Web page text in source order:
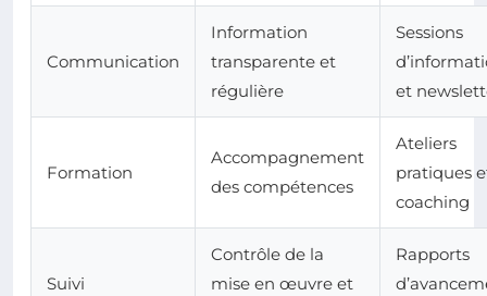
Communication
Information
transparente et
régulière
Sessions
et
Formation
Accompagnement
des compétences
Ateliers
pratiques
coaching
Suivi
Contrôle de la
mise en œuvre et
Rapports